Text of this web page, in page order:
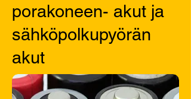
porakoneen- akut ja
sähköpolkupyörän
akut